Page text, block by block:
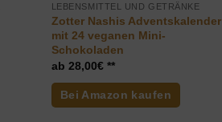
LEBENSMITTEL UND GETRÄNKE
Zotter Nashis Adventskalender
mit 24 veganen Mini-
Schokoladen
28,00€
Bei Amazon kaufen